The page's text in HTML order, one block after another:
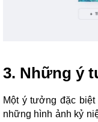
3. Những ý
Một ý tưởng đặc
những hình ảnh kỷ